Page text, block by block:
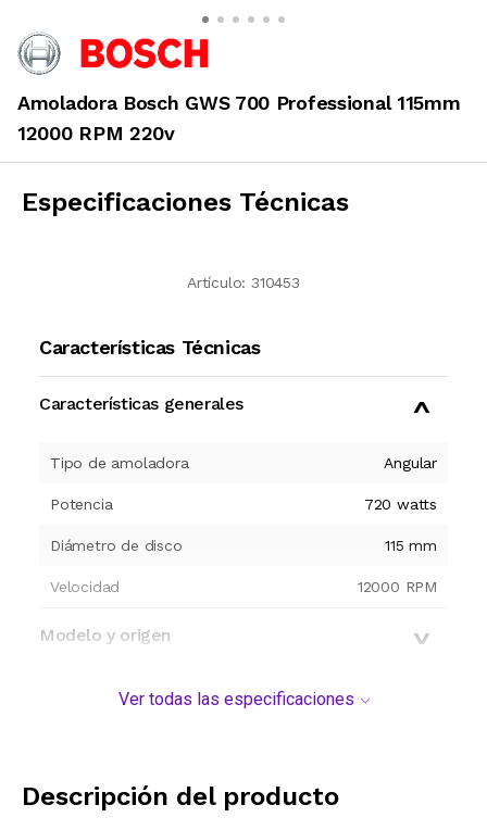
Amoladora Bosch GWS 700 Professional 115mm
12000 RPM 220v
Especificaciones Técnicas
Artículo: 310453
Características Técnicas
Características generales
Tipo de amoladora Angular
Potencia 720 watts
Diámetro de disco 115 mm
Velocidad 12000 RPM
Modelo y origen
Ver todas las especificaciones
Descripción del producto